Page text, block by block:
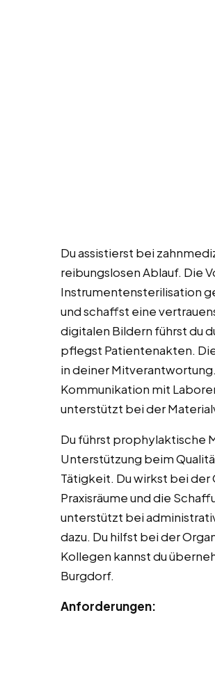
Du assistierst bei
reibungslosen Ablauf. Die
Instrumentensterilisation
und schaffst eine
digitalen Bildern führst du
pflegst Patientenakten.
in deiner
Kommunikation mit
unterstützt bei der
Du führst prophylaktische
Unterstützung beim
Tätigkeit. Du wirkst bei
Praxisräume und die
unterstützt bei
dazu. Du hilfst bei der
Kollegen kannst du
Burgdorf.
Anforderungen: